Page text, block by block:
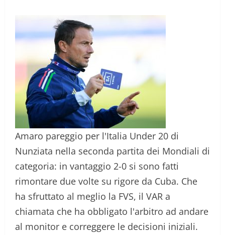
Amaro pareggio per l'Italia Under 20 di
Nunziata nella seconda partita dei Mondiali di
categoria: in vantaggio 2-0 si sono fatti
rimontare due volte su rigore da Cuba. Che
ha sfruttato al meglio la FVS, il VAR a
chiamata che ha obbligato l'arbitro ad andare
al monitor e correggere le decisioni iniziali.